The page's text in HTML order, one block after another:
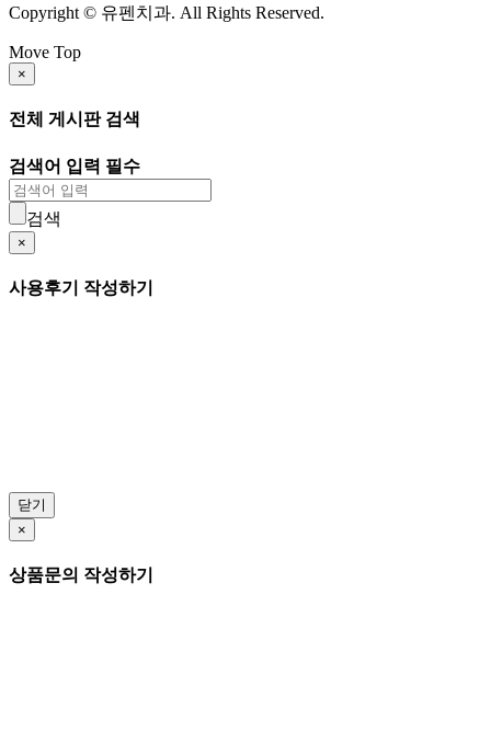
Copyright © 유펜치과. All Rights Reserved.
Move Top
×
전체 게시판 검색
검색어 입력 필수
검색
×
사용후기 작성하기
닫기
×
상품문의 작성하기